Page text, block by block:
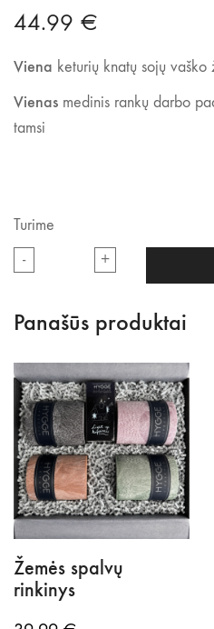
44.99 €
Viena keturių knatų sojų vaško
Vienas medinis rankų darbo
tamsi
Turime
-
kiekis:
rinkinys
Aqua
rinkinys
+
Panašūs produktai
Žemės spalvų
rinkinys